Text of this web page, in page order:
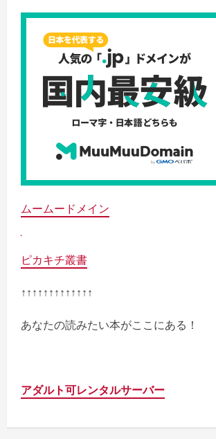
ムームードメイン
ピカキチ叢書
↑↑↑↑↑↑↑↑↑↑↑↑↑
あなたの読みたい本がここにある！
アダルト可レンタルサーバー